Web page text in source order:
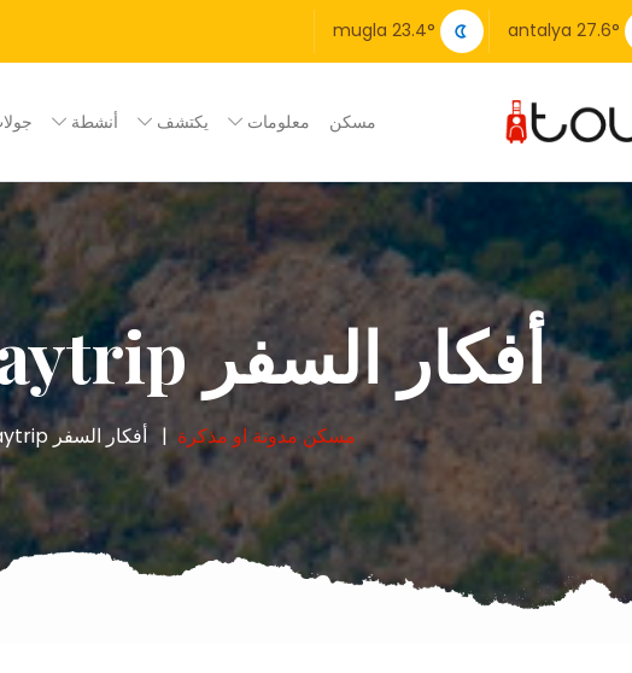
antalya 27.6°
mugla 23.4°
مسكن معلومات يكتشف أنشطة
أفكار السفر Daytrip لدالامان
مسكن مدونة او مذكرة أفكار السفر Daytrip لدالامان